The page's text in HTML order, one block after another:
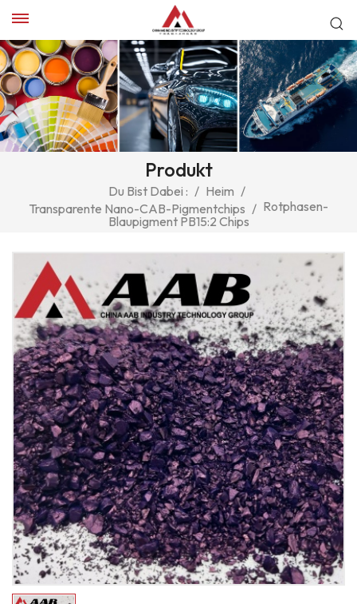
Produkt
Du Bist Dabei : / Heim /
Transparente Nano-CAB-Pigmentchips / Rotphasen-
Blaupigment PB15:2 Chips